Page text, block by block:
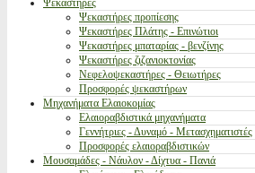
Ψεκαστήρες
Ψεκαστήρες προπίεσης
Ψεκαστήρες Πλάτης - Επινώτιοι
Ψεκαστήρες μπαταρίας - βενζίνης
Ψεκαστήρες ζιζανιοκτονίας
Νεφελοψεκαστήρες - Θειωτήρες
Προσφορές ψεκαστήρων
Μηχανήματα Ελαιοκομίας
Ελαιοραβδιστικά μηχανήματα
Γεννήτριες - Δυναμό - Μετασχηματιστές
Προσφορές ελαιοραβδιστικών
Μουσαμάδες - Νάυλον - Δίχτυα - Πανιά